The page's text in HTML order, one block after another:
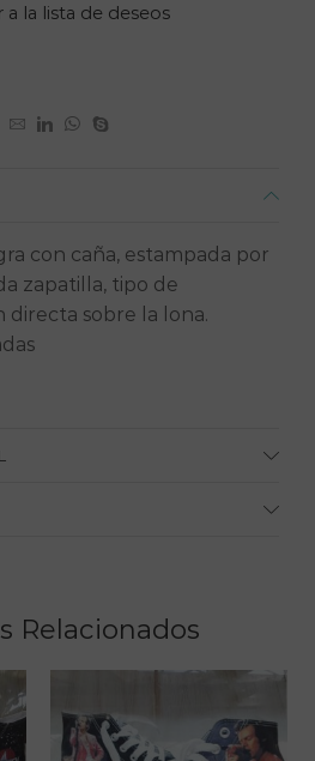
a la lista de deseos
con caña, estampada por
zapatilla, tipo de
directa sobre la lona.
Relacionados